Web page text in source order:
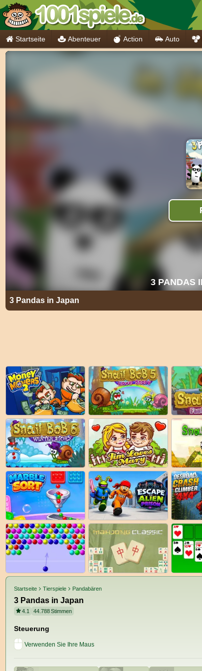
Startseite Abenteuer Action Auto
3 Pandas in Japan
Startseite Tierspiele Pandabären
3 Pandas in Japan
4.1 44.788Stimmen
Steuerung
Verwenden Sie Ihre Maus